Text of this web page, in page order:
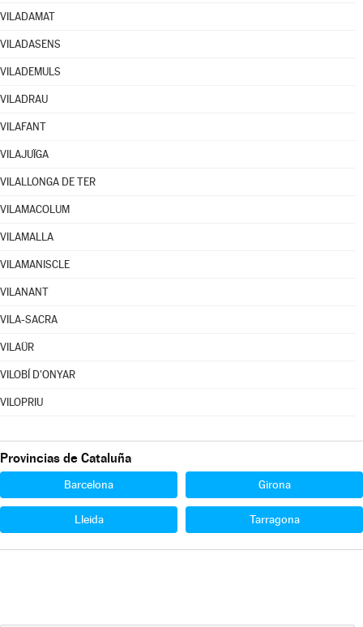
VILADAMAT
VILADASENS
VILADEMULS
VILADRAU
VILAFANT
VILAJUÏGA
VILALLONGA DE TER
VILAMACOLUM
VILAMALLA
VILAMANISCLE
VILANANT
VILA-SACRA
VILAÜR
VILOBÍ D'ONYAR
VILOPRIU
Provincias de Cataluña
Barcelona Girona
Lleida Tarragona